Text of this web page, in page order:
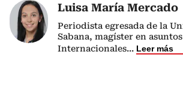
Luisa María Mercado
Periodista egresada de la
Sabana, magíster en
Internacionales... Leer más